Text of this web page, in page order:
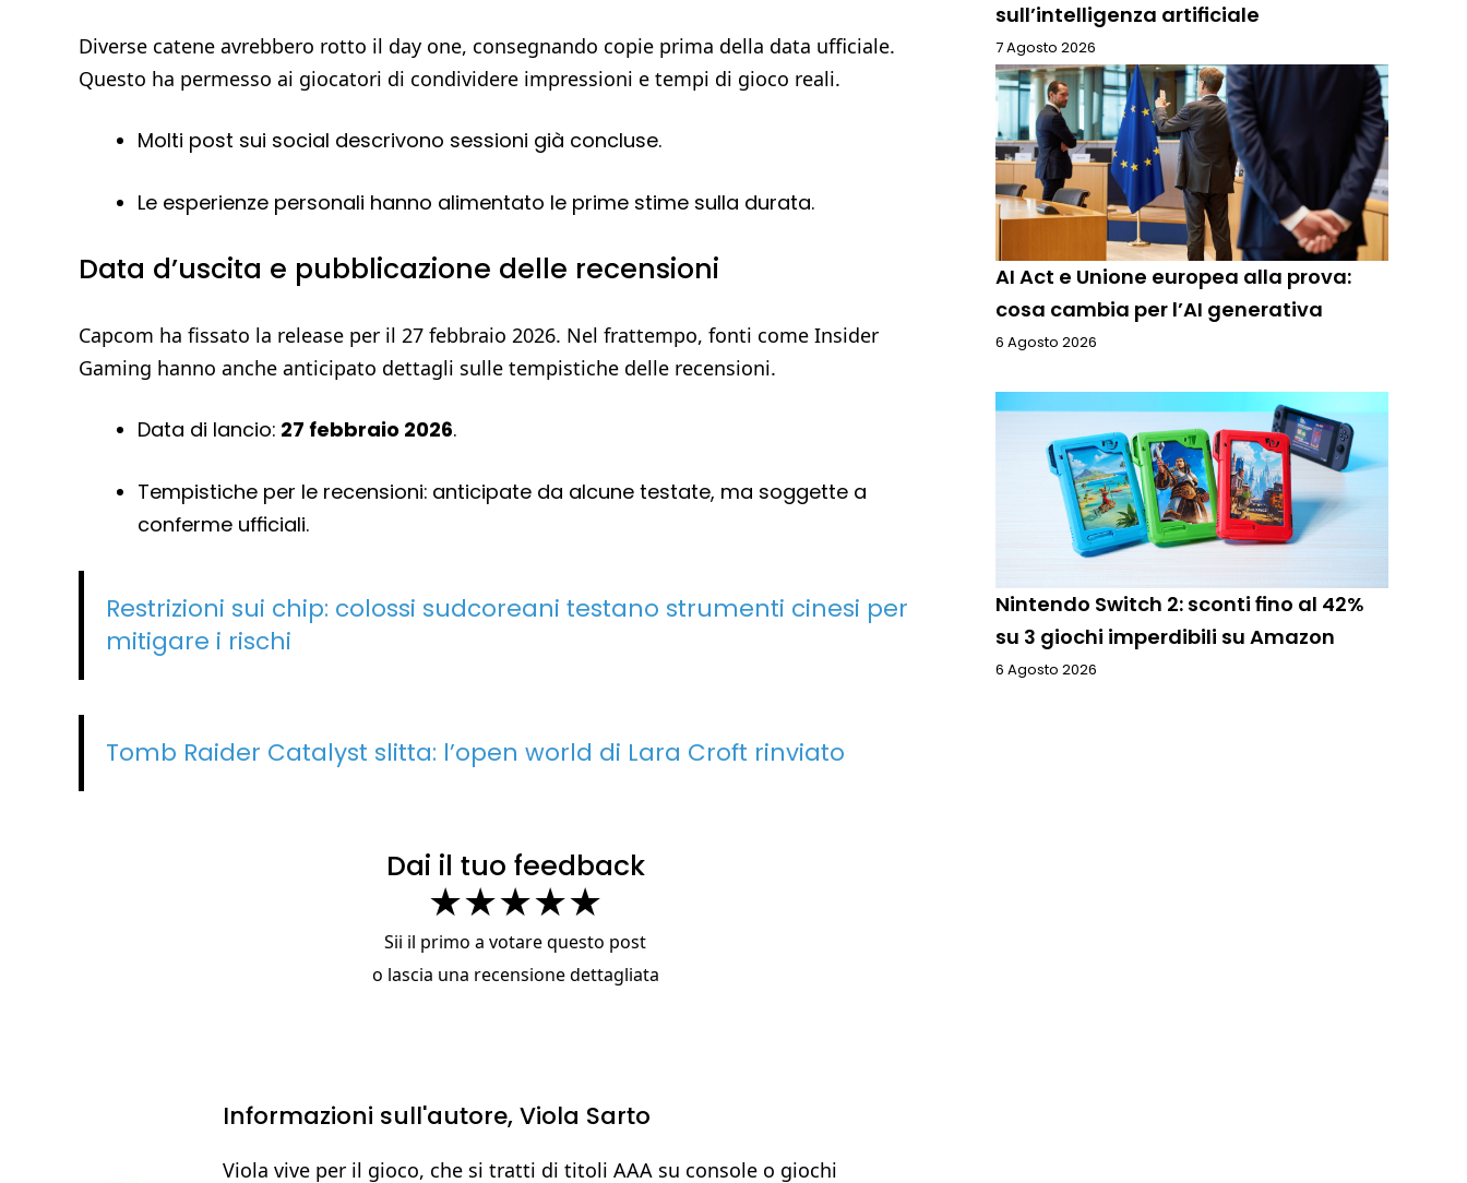
Diverse catene avrebbero rotto il day one, consegnando copie prima della data ufficiale.
Questo ha permesso ai giocatori di condividere impressioni e tempi di gioco reali.
Molti post sui social descrivono sessioni già concluse.
Le esperienze personali hanno alimentato le prime stime sulla durata.
Data d’uscita e pubblicazione delle recensioni
Capcom ha fissato la release per il 27 febbraio 2026. Nel frattempo, fonti come Insider
Gaming hanno anche anticipato dettagli sulle tempistiche delle recensioni.
Data di lancio: 27 febbraio 2026.
Tempistiche per le recensioni: anticipate da alcune testate, ma soggette a
conferme ufficiali.
Restrizioni sui chip: colossi sudcoreani testano strumenti cinesi per
mitigare i rischi
Tomb Raider Catalyst slitta: l’open world di Lara Croft rinviato
Dai il tuo feedback
★★★★★
Sii il primo a votare questo post
o lascia una recensione dettagliata
Informazioni sull'autore,Viola Sarto
Viola vive per il gioco, che si tratti di titoli AAA su console o giochi
sull’intelligenza artificiale
7 Agosto 2026
AI Act e Unione europea alla prova:
cosa cambia per l’AI generativa
6 Agosto 2026
Nintendo Switch 2: sconti fino al 42%
su 3 giochi imperdibili su Amazon
6 Agosto 2026